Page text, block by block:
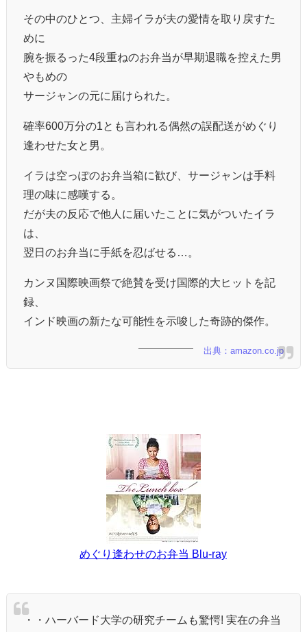
その中のひとつ、主婦イラが夫の愛情を取り戻すた
めに
腕を振るった4段重ねのお弁当が早期退職を控えた男
やもめの
サージャンの元に届けられた。
確率600万分の1とも言われる偶然の誤配送がめぐり
逢わせた女と男。
イラは空っぽのお弁当箱に歓び、サージャンは手料
理の味に感嘆する。
だが夫の反応で他人に届いたことに気がついたイラ
は、
翌日のお弁当に手紙を忍ばせる…。
カンヌ国際映画祭で絶賛を受け国際的大ヒットを記
録、
インド映画の新たな可能性を示唆した奇跡的傑作。
出典：amazon.co.jp
めぐり逢わせのお弁当 Blu-ray
・・ハーバード大学の研究チームも驚愕! 実在の弁当